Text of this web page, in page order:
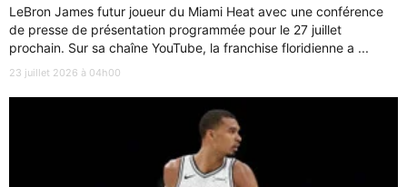
LeBron James futur joueur du Miami Heat avec une conférence
de presse de présentation programmée pour le 27 juillet
prochain. Sur sa chaîne YouTube, la franchise floridienne a ...
23 juillet 2026 à 04h00